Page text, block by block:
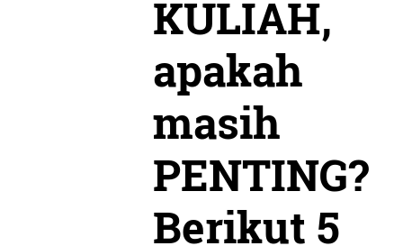
KULIAH,
apakah
masih
PENTING?
Berikut 5